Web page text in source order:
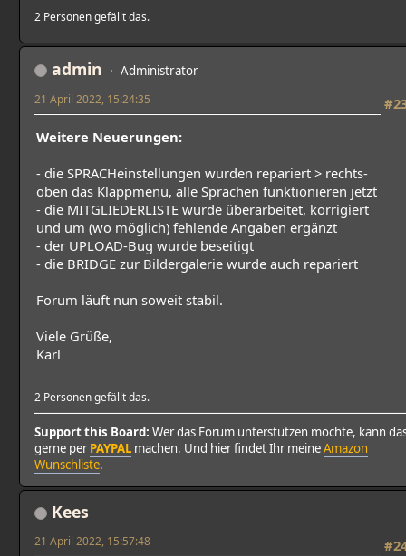
2 Personen gefällt das.
admin Administrator
21 April 2022, 15:24:35
Weitere Neuerungen:
- die SPRACHeinstellungen wurden repariert > rechts-
oben das Klappmenü, alle Sprachen funktionieren jetzt
- die MITGLIEDERLISTE wurde überarbeitet, korrigiert
und um (wo möglich) fehlende Angaben ergänzt
- der UPLOAD-Bug wurde beseitigt
- die BRIDGE zur Bildergalerie wurde auch repariert
Forum läuft nun soweit stabil.
Viele Grüße,
Karl
2 Personen gefällt das.
Support this Board: Wer das Forum unterstützen möchte, kann
gerne perPAYPAL machen. Und hier findet Ihr meineAmazon
Wunschliste.
Kees
21 April 2022, 15:57:48